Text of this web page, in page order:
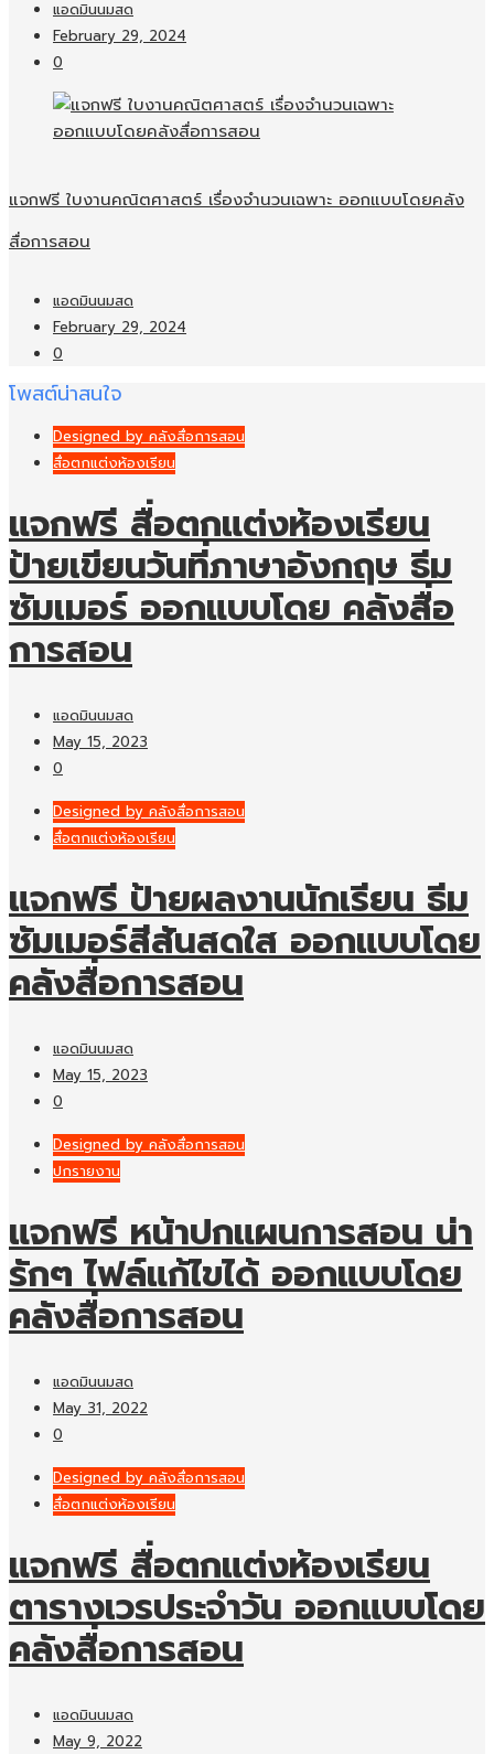
แอดมินนมสด
February 29, 2024
0
แจกฟรี ใบงานคณิตศาสตร์ เรื่องจำนวนเฉพาะ ออกแบบโดยคลัง
สื่อการสอน
แอดมินนมสด
February 29, 2024
0
โพสต์น่าสนใจ
Designed by คลังสื่อการสอน
สื่อตกแต่งห้องเรียน
แจกฟรี สื่อตกแต่งห้องเรียน
ป้ายเขียนวันที่ภาษาอังกฤษ ธีม
ซัมเมอร์ ออกแบบโดย คลังสื่อ
การสอน
แอดมินนมสด
May 15, 2023
0
Designed by คลังสื่อการสอน
สื่อตกแต่งห้องเรียน
แจกฟรี ป้ายผลงานนักเรียน ธีม
ซัมเมอร์สีสันสดใส ออกแบบโดย
คลังสื่อการสอน
แอดมินนมสด
May 15, 2023
0
Designed by คลังสื่อการสอน
ปกรายงาน
แจกฟรี หน้าปกแผนการสอน น่า
รักๆ ไฟล์แก้ไขได้ ออกแบบโดย
คลังสื่อการสอน
แอดมินนมสด
May 31, 2022
0
Designed by คลังสื่อการสอน
สื่อตกแต่งห้องเรียน
แจกฟรี สื่อตกแต่งห้องเรียน
ตารางเวรประจำวัน ออกแบบโดย
คลังสื่อการสอน
แอดมินนมสด
May 9, 2022